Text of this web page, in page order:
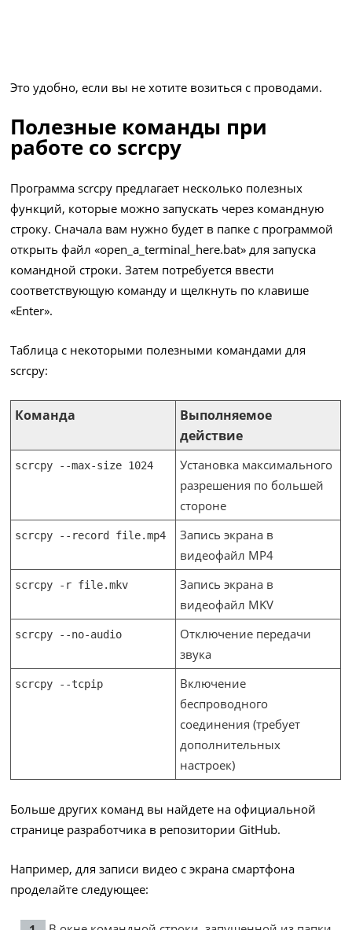
Это удобно, если вы не хотите возиться с проводами.
Полезные команды при
работе со scrcpy
Программа scrcpy предлагает несколько полезных
функций, которые можно запускать через командную
строку. Сначала вам нужно будет в папке с программой
открыть файл «open_a_terminal_here.bat» для запуска
командной строки. Затем потребуется ввести
соответствующую команду и щелкнуть по клавише
«Enter».
Таблица с некоторыми полезными командами для
scrcpy:
Команда
Выполняемое
действие
scrcpy --max-size 1024
Установка максимального
разрешения по большей
стороне
scrcpy --record file.mp4
Запись экрана в
видеофайл MP4
scrcpy -r file.mkv
Запись экрана в
видеофайл MKV
scrcpy --no-audio
Отключение передачи
звука
scrcpy --tcpip
Включение
беспроводного
соединения (требует
дополнительных
настроек)
Больше других команд вы найдете на официальной
странице разработчика в репозитории GitHub.
Например, для записи видео с экрана смартфона
проделайте следующее: